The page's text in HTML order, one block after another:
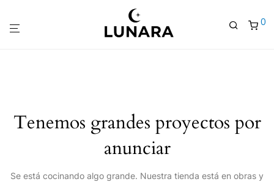
0
Tenemos grandes proyectos por
anunciar
Se está cocinando algo grande. Nuestra tienda está en obras y